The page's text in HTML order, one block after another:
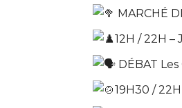
MARCHÉ
12H / 22H
DÉBAT
19H30 /